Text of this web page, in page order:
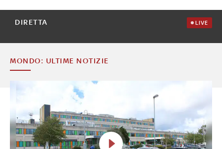
DIRETTA LIVE
MONDO: ULTIME NOTIZIE